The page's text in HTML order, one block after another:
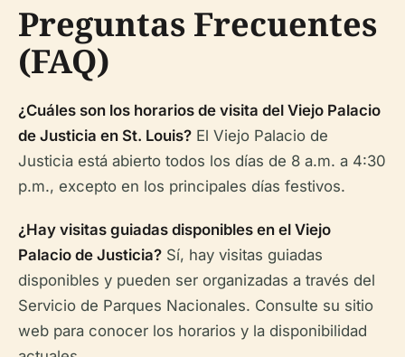
Preguntas Frecuentes
(FAQ)
¿Cuáles son los horarios de visita del Viejo Palacio
de Justicia en St. Louis? El Viejo Palacio de
Justicia está abierto todos los días de 8 a.m. a 4:30
p.m., excepto en los principales días festivos.
¿Hay visitas guiadas disponibles en el Viejo
Palacio de Justicia? Sí, hay visitas guiadas
disponibles y pueden ser organizadas a través del
Servicio de Parques Nacionales. Consulte su sitio
web para conocer los horarios y la disponibilidad